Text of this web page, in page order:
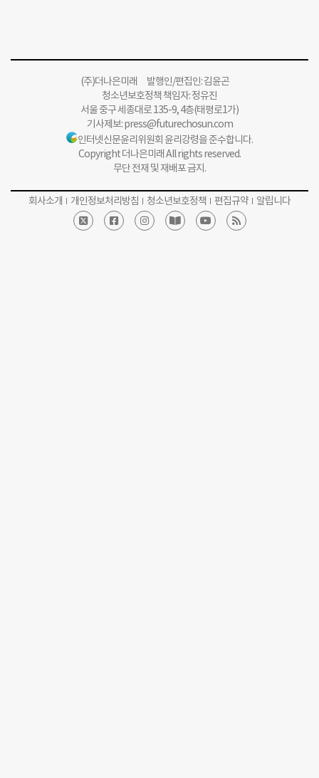
(주)더나은미래 발행인/편집인: 김윤곤
청소년보호정책 책임자: 정유진
서울 중구 세종대로 135-9, 4층(태평로1가)
기사제보:press@futurechosun.com
인터넷신문윤리위원회 윤리강령을 준수합니다.
Copyright 더나은미래 All rights reserved.
무단 전재 및 재배포 금지.
회사소개 개인정보처리방침 청소년보호정책 편집규약 알립니다